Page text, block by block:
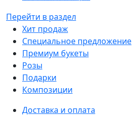
Перейти в раздел
Хит продаж
Специальное предложение
Премиум букеты
Розы
Подарки
Композиции
Доставка и оплата